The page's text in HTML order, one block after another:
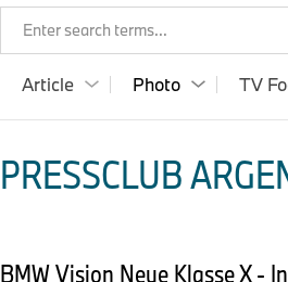
Enter search terms...
Article Photo TV
PRESSCLUB
BMW Vision Neue Klasse X -